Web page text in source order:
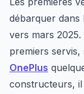
débarquer
vers mars 2025.
premiers servis,
OnePlus
constructeurs,